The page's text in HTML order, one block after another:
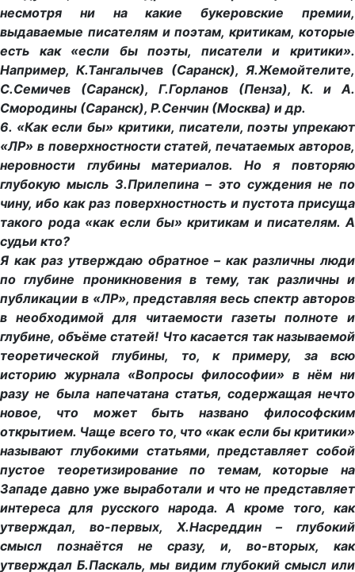
несмотря ни на какие букеровские премии,
выдаваемые писателям и поэтам, критикам, которые
есть как «если бы поэты, писатели и критики».
Например, К.Тангалычев (Саранск), Я.Жемойтелите,
С.Семичев (Саранск), Г.Горланов (Пенза), К. и А.
Смородины (Саранск), Р.Сенчин (Москва) и др.
6. «Как если бы» критики, писатели, поэты упрекают
«ЛР» в поверхностности статей, печатаемых авторов,
неровности глубины материалов. Но я повторяю
глубокую мысль З.Прилепина – это суждения не по
чину, ибо как раз поверхностность и пустота присуща
такого рода «как если бы» критикам и писателям. А
судьи кто?
Я как раз утверждаю обратное – как различны люди
по глубине проникновения в тему, так различны и
публикации в «ЛР», представляя весь спектр авторов
в необходимой для читаемости газеты полноте и
глубине, объёме статей! Что касается так называемой
теоретической глубины, то, к примеру, за всю
историю журнала «Вопросы философии» в нём ни
разу не была напечатана статья, содержащая нечто
новое, что может быть названо философским
открытием. Чаще всего то, что «как если бы критики»
называют глубокими статьями, представляет собой
пустое теоретизирование по темам, которые на
Западе давно уже выработали и что не представляет
интереса для русского народа. А кроме того, как
утверждал, во-первых, Х.Насреддин – глубокий
смысл познаётся не сразу, и, во-вторых, как
утверждал Б.Паскаль, мы видим глубокий смысл или